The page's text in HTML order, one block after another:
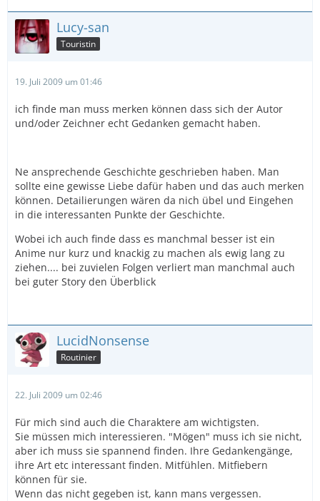
Lucy-san
Touristin
19. Juli 2009 um 01:46
ich finde man muss merken können dass sich der Autor
und/oder Zeichner echt Gedanken gemacht haben.
Ne ansprechende Geschichte geschrieben haben. Man
sollte eine gewisse Liebe dafür haben und das auch merken
können. Detailierungen wären da nich übel und Eingehen
in die interessanten Punkte der Geschichte.
Wobei ich auch finde dass es manchmal besser ist ein
Anime nur kurz und knackig zu machen als ewig lang zu
ziehen.... bei zuvielen Folgen verliert man manchmal auch
bei guter Story den Überblick
LucidNonsense
Routinier
22. Juli 2009 um 02:46
Für mich sind auch die Charaktere am wichtigsten.
Sie müssen mich interessieren. "Mögen" muss ich sie nicht,
aber ich muss sie spannend finden. Ihre Gedankengänge,
ihre Art etc interessant finden. Mitfühlen. Mitfiebern
können für sie.
Wenn das nicht gegeben ist, kann mans vergessen.